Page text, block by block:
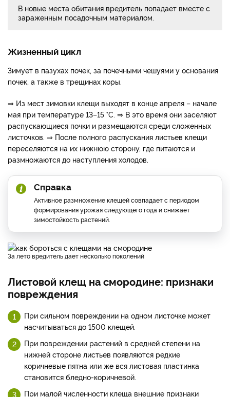
В новые места обитания вредитель попадает вместе с
зараженным посадочным материалом.
Жизненный цикл
Зимует в пазухах почек, за почечными чешуями у основания
почек, а также в трещинах коры.
⇒ Из мест зимовки клещи выходят в конце апреля – начале
мая при температуре 13–15 °С. ⇒ В это время они заселяют
распускающиеся почки и размещаются среди сложенных
листочков. ⇒ После полного распускания листьев клещи
переселяются на их нижнюю сторону, где питаются и
размножаются до наступления холодов.
Справка
Активное размножение клещей совпадает с периодом
формирования урожая следующего года и снижает
зимостойкость растений.
За лето вредитель дает несколько поколений
Листовой клещ на смородине: признаки
повреждения
При сильном повреждении на одном листочке может
насчитываться до 1500 клещей.
При повреждении растений в средней степени на
нижней стороне листьев появляются редкие
коричневые пятна или же вся листовая пластинка
становится бледно-коричневой.
При малой численности клеща внешние признаки